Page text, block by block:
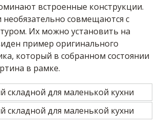
встроенные конструкции.
необязательно совмещаются с
Их можно установить на
пример оригинального
который в собранном состоянии
в рамке.